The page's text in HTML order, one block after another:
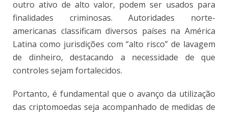
outro ativo de alto valor, podem ser usados para
finalidades criminosas. Autoridades norte-
americanas classificam diversos países na América
Latina como jurisdições com “alto risco” de lavagem
de dinheiro, destacando a necessidade de que
controles sejam fortalecidos.
Portanto, é fundamental que o avanço da utilização
das criptomoedas seja acompanhado de medidas de